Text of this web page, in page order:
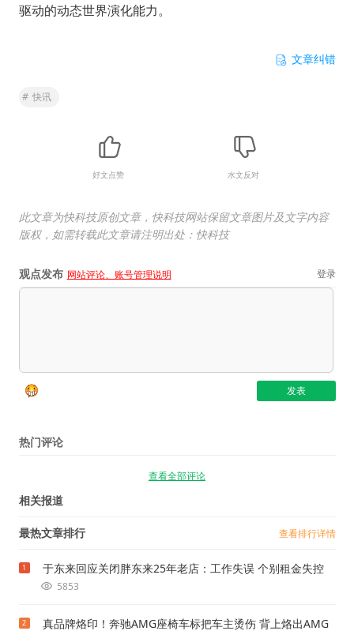
驱动的动态世界演化能力。
文章纠错
# 快讯
好文点赞 水文反对
此文章为快科技原创文章，快科技网站保留文章图片及文字内容
版权，如需转载此文章请注明出处：快科技
观点发布 网站评论、账号管理说明 登录
热门评论
查看全部评论
相关报道
最热文章排行 查看排行详情
1 于东来回应关闭胖东来25年老店：工作失误 个别租金失控
5853
2
真品牌烙印！奔驰AMG座椅车标把车主烫伤 背上烙出AMG